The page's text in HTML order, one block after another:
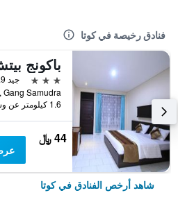
فنادق رخيصة في كوتا
3 نجوم
جيد 6.9
1.6 كيلومتر عن وسط المدينة
44 ﷼
شاهد أرخص الفنادق في كوتا